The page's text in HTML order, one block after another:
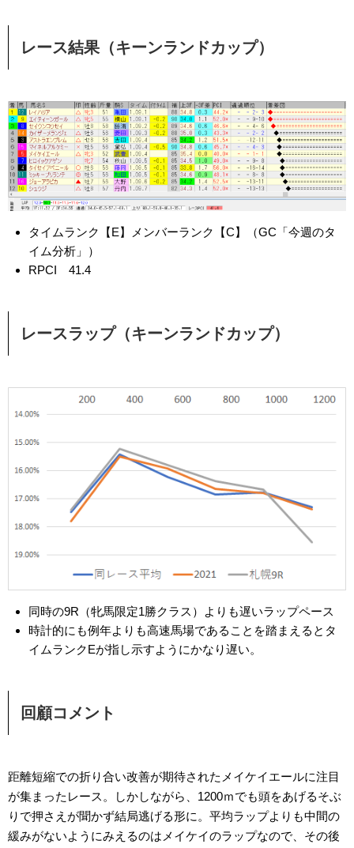
レース結果（キーンランドカップ）
タイムランク【E】メンバーランク【C】（GC「今週のタ
イム分析」）
RPCI 41.4
レースラップ（キーンランドカップ）
同時の9R（牝馬限定1勝クラス）よりも遅いラップペース
時計的にも例年よりも高速馬場であることを踏まえるとタ
イムランクEが指し示すようにかなり遅い。
回顧コメント
距離短縮での折り合い改善が期待されたメイケイエールに注目
が集まったレース。しかしながら、1200ｍでも頭をあげるそぶ
りで押さえが聞かず結局逃げる形に。平均ラップよりも中間の
緩みがないようにみえるのはメイケイのラップなので、その後